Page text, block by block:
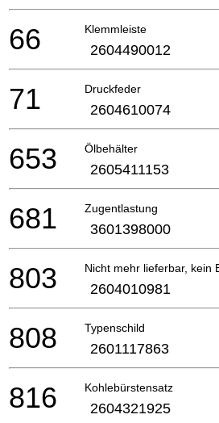
Klemmleiste
66 2604490012
Druckfeder
71 2604610074
Ölbehälter
653 2605411153
Zugentlastung
681 3601398000
Nicht mehr lieferbar, kein
803 2604010981
Typenschild
808 2601117863
Kohlebürstensatz
816 2604321925